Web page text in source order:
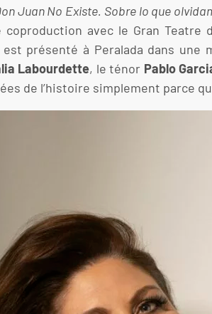
Juan No Existe. Sobre lo que
coproduction avec le Gran
présenté à Peralada dans une
Labourdette, le ténor Pablo
de l’histoire simplement parce